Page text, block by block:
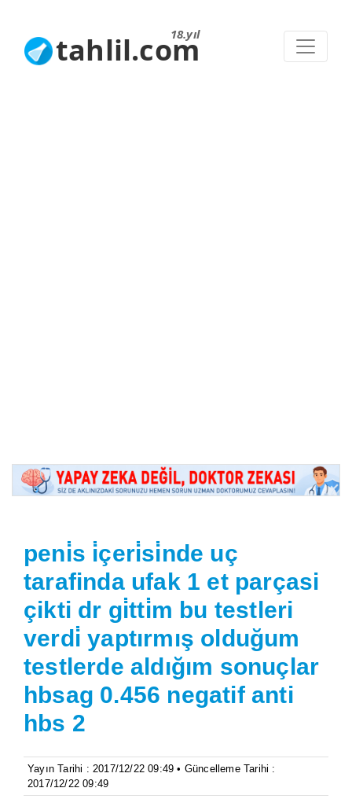
18.yıl
tahlil.com
peni̇s i̇çeri̇si̇nde uç
tarafinda ufak 1 et parçasi
çikti dr gi̇tti̇m bu testleri
verdi̇ yaptırmış olduğum
testlerde aldığım sonuçlar
hbsag 0.456 negatif anti
hbs 2
Yayın Tarihi : 2017/12/22 09:49 • Güncelleme Tarihi :
2017/12/22 09:49